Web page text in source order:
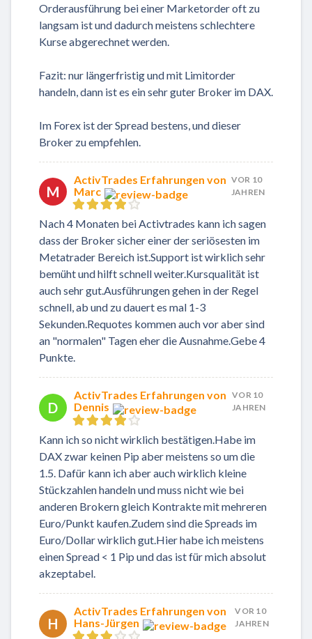
Orderausführung bei einer Marketorder oft zu
langsam ist und dadurch meistens schlechtere
Kurse abgerechnet werden.
Fazit: nur längerfristig und mit Limitorder
handeln, dann ist es ein sehr guter Broker im DAX.
Im Forex ist der Spread bestens, und dieser
Broker zu empfehlen.
M
ActivTrades Erfahrungen von
Marc
VOR 10
JAHREN
Nach 4 Monaten bei Activtrades kann ich sagen
dass der Broker sicher einer der seriösesten im
Metatrader Bereich ist.Support ist wirklich sehr
bemüht und hilft schnell weiter.Kursqualität ist
auch sehr gut.Ausführungen gehen in der Regel
schnell, ab und zu dauert es mal 1-3
Sekunden.Requotes kommen auch vor aber sind
an "normalen" Tagen eher die Ausnahme.Gebe 4
Punkte.
D
ActivTrades Erfahrungen von
Dennis
VOR 10
JAHREN
Kann ich so nicht wirklich bestätigen.Habe im
DAX zwar keinen Pip aber meistens so um die
1.5. Dafür kann ich aber auch wirklich kleine
Stückzahlen handeln und muss nicht wie bei
anderen Brokern gleich Kontrakte mit mehreren
Euro/Punkt kaufen.Zudem sind die Spreads im
Euro/Dollar wirklich gut.Hier habe ich meistens
einen Spread < 1 Pip und das ist für mich absolut
akzeptabel.
H
ActivTrades Erfahrungen von
Hans-Jürgen
VOR 10
JAHREN